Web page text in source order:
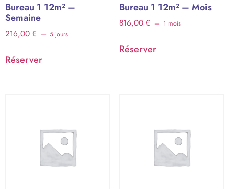
Bureau 1 12m² –
Semaine
216,00 € 5 jours
Réserver
Bureau 1 12m² – Mois
816,00 € 1 mois
Réserver